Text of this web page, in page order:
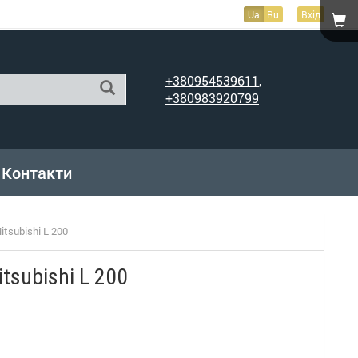
Ua Ru Вхід
+380954539611,
+380983920799
Контакти
L 200
L 200